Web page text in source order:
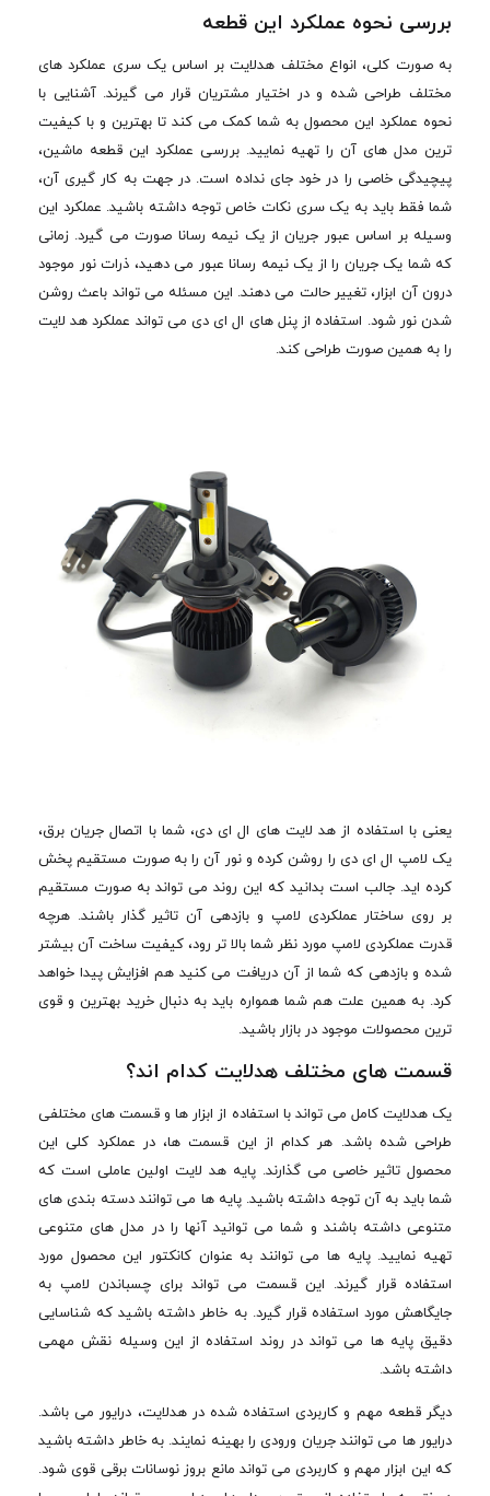
بررسی نحوه عملکرد این قطعه
به صورت کلی، انواع مختلف هدلایت بر اساس یک سری عملکرد های
مختلف طراحی شده و در اختیار مشتریان قرار می گیرند. آشنایی با
نحوه عملکرد این محصول به شما کمک می کند تا بهترین و با کیفیت
ترین مدل های آن را تهیه نمایید. بررسی عملکرد این قطعه ماشین،
پیچیدگی خاصی را در خود جای نداده است. در جهت به کار گیری آن،
شما فقط باید به یک سری نکات خاص توجه داشته باشید. عملکرد این
وسیله بر اساس عبور جریان از یک نیمه رسانا صورت می گیرد. زمانی
که شما یک جریان را از یک نیمه رسانا عبور می دهید، ذرات نور موجود
درون آن ابزار، تغییر حالت می دهند. این مسئله می تواند باعث روشن
شدن نور شود. استفاده از پنل های ال ای دی می تواند عملکرد هد لایت
را به همین صورت طراحی کند.
یعنی با استفاده از هد لایت های ال ای دی، شما با اتصال جریان برق،
یک لامپ ال ای دی را روشن کرده و نور آن را به صورت مستقیم پخش
کرده اید. جالب است بدانید که این روند می تواند به صورت مستقیم
بر روی ساختار عملکردی لامپ و بازدهی آن تاثیر گذار باشند. هرچه
قدرت عملکردی لامپ مورد نظر شما بالا تر رود، کیفیت ساخت آن بیشتر
شده و بازدهی که شما از آن دریافت می کنید هم افزایش پیدا خواهد
کرد. به همین علت هم شما همواره باید به دنبال خرید بهترین و قوی
ترین محصولات موجود در بازار باشید.
قسمت های مختلف هدلایت کدام اند؟
یک هدلایت کامل می تواند با استفاده از ابزار ها و قسمت های مختلفی
طراحی شده باشد. هر کدام از این قسمت ها، در عملکرد کلی این
محصول تاثیر خاصی می گذارند. پایه هد لایت اولین عاملی است که
شما باید به آن توجه داشته باشید. پایه ها می توانند دسته بندی های
متنوعی داشته باشند و شما می توانید آنها را در مدل های متنوعی
تهیه نمایید. پایه ها می توانند به عنوان کانکتور این محصول مورد
استفاده قرار گیرند. این قسمت می تواند برای چسباندن لامپ به
جایگاهش مورد استفاده قرار گیرد. به خاطر داشته باشید که شناسایی
دقیق پایه ها می تواند در روند استفاده از این وسیله نقش مهمی
داشته باشد.
دیگر قطعه مهم و کاربردی استفاده شده در هدلایت، درایور می باشد.
درایور ها می توانند جریان ورودی را بهینه نمایند. به خاطر داشته باشید
که این ابزار مهم و کاربردی می تواند مانع بروز نوسانات برقی قوی شود.